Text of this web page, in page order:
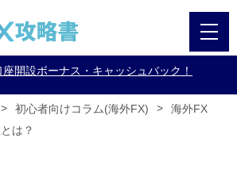
座開設ボーナス・キャッシュバック！
> 初心者向けコラム(海外FX) >
海外FX
は？